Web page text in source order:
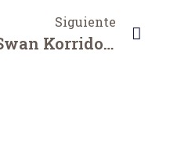
Siguiente
Swan Korridorea, Astazu (3071 M), 2023